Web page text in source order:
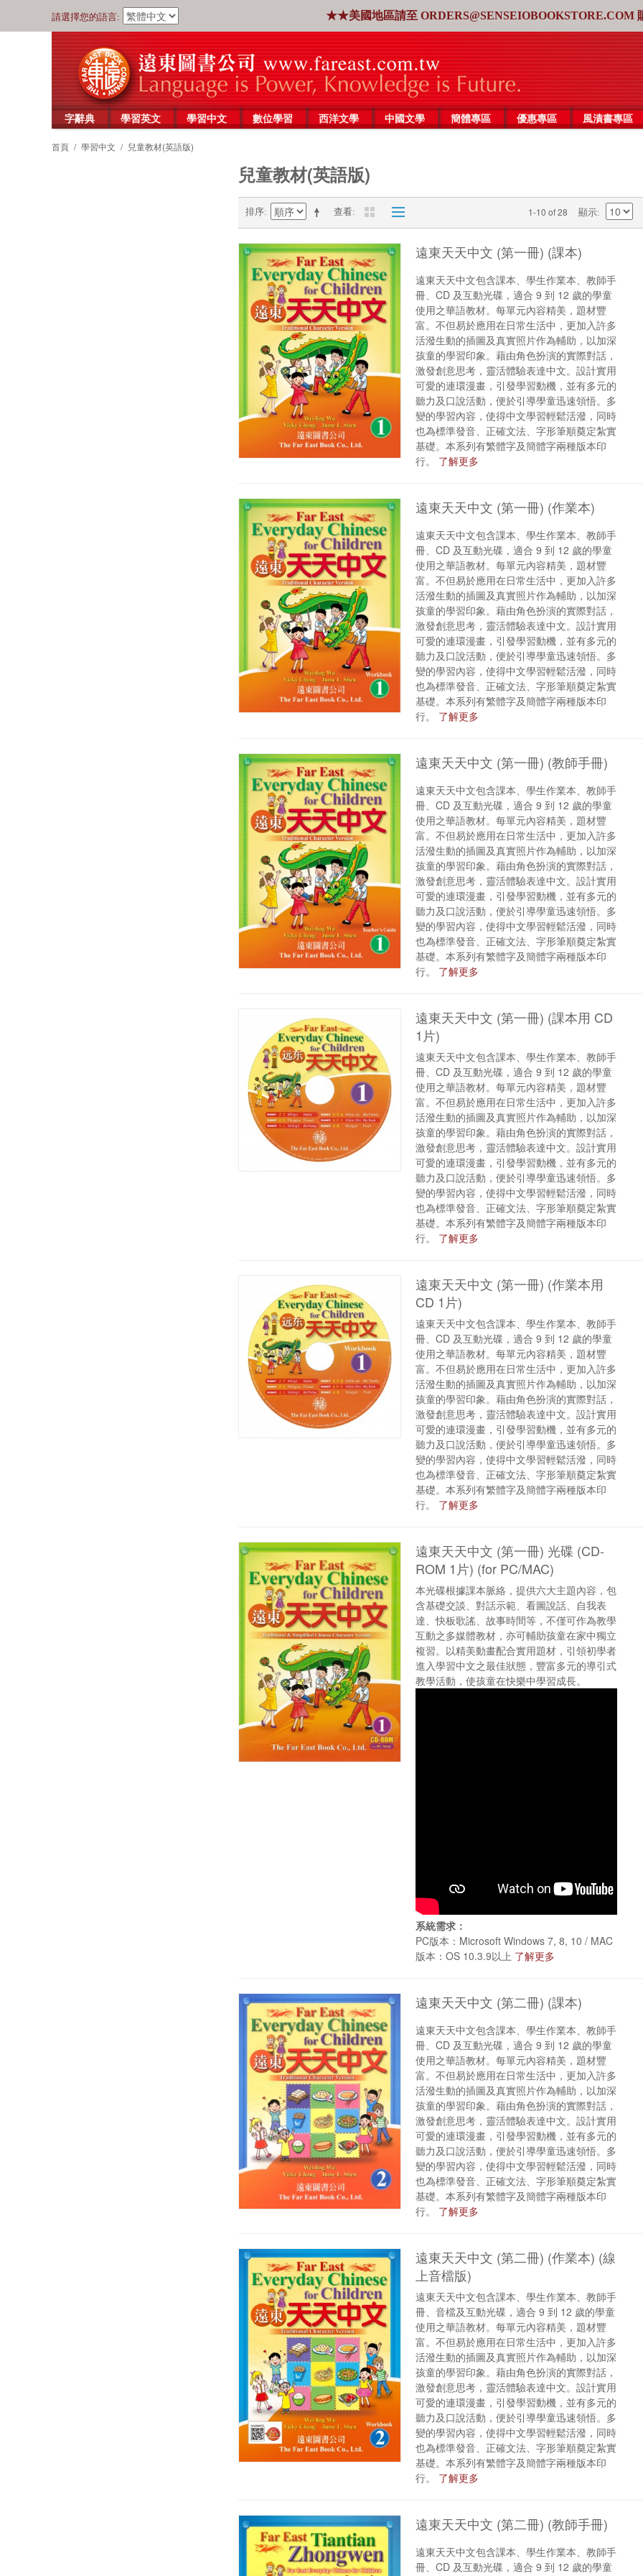
請選擇您的語言: ★★美國地區請至 ORDERS@SENSEIOBOOKSTORE.COM
字辭典 學習英文 學習中文 數位學習 西洋文學 中國文學 簡體專區 優惠專區 風漬書專區
首頁 / 學習中文 / 兒童教材(英語版)
兒童教材(英語版)
查看
排序 1-10 of 28 顯示
遠東天天中文 (第一冊) (課本)
遠東天天中文包含課本、學生作業本、教師手
冊、CD 及互動光碟，適合 9 到 12 歲的學童
使用之華語教材。每單元內容精美，題材豐
富。不但易於應用在日常生活中，更加入許多
活潑生動的插圖及真實照片作為輔助，以加深
孩童的學習印象。藉由角色扮演的實際對話，
激發創意思考，靈活體驗表達中文。設計實用
可愛的連環漫畫，引發學習動機，並有多元的
聽力及口說活動，便於引導學童迅速領悟。多
變的學習內容，使得中文學習輕鬆活潑，同時
也為標準發音、正確文法、字形筆順奠定紮實
基礎。本系列有繁體字及簡體字兩種版本印
行。 了解更多
遠東天天中文 (第一冊) (作業本)
遠東天天中文包含課本、學生作業本、教師手
冊、CD 及互動光碟，適合 9 到 12 歲的學童
使用之華語教材。每單元內容精美，題材豐
富。不但易於應用在日常生活中，更加入許多
活潑生動的插圖及真實照片作為輔助，以加深
孩童的學習印象。藉由角色扮演的實際對話，
激發創意思考，靈活體驗表達中文。設計實用
可愛的連環漫畫，引發學習動機，並有多元的
聽力及口說活動，便於引導學童迅速領悟。多
變的學習內容，使得中文學習輕鬆活潑，同時
也為標準發音、正確文法、字形筆順奠定紮實
基礎。本系列有繁體字及簡體字兩種版本印
行。 了解更多
遠東天天中文 (第一冊) (教師手冊)
遠東天天中文包含課本、學生作業本、教師手
冊、CD 及互動光碟，適合 9 到 12 歲的學童
使用之華語教材。每單元內容精美，題材豐
富。不但易於應用在日常生活中，更加入許多
活潑生動的插圖及真實照片作為輔助，以加深
孩童的學習印象。藉由角色扮演的實際對話，
激發創意思考，靈活體驗表達中文。設計實用
可愛的連環漫畫，引發學習動機，並有多元的
聽力及口說活動，便於引導學童迅速領悟。多
變的學習內容，使得中文學習輕鬆活潑，同時
也為標準發音、正確文法、字形筆順奠定紮實
基礎。本系列有繁體字及簡體字兩種版本印
行。 了解更多
遠東天天中文 (第一冊) (課本用 CD
1片)
遠東天天中文包含課本、學生作業本、教師手
冊、CD 及互動光碟，適合 9 到 12 歲的學童
使用之華語教材。每單元內容精美，題材豐
富。不但易於應用在日常生活中，更加入許多
活潑生動的插圖及真實照片作為輔助，以加深
孩童的學習印象。藉由角色扮演的實際對話，
激發創意思考，靈活體驗表達中文。設計實用
可愛的連環漫畫，引發學習動機，並有多元的
聽力及口說活動，便於引導學童迅速領悟。多
變的學習內容，使得中文學習輕鬆活潑，同時
也為標準發音、正確文法、字形筆順奠定紮實
基礎。本系列有繁體字及簡體字兩種版本印
行。 了解更多
遠東天天中文 (第一冊) (作業本用
CD 1片)
遠東天天中文包含課本、學生作業本、教師手
冊、CD 及互動光碟，適合 9 到 12 歲的學童
使用之華語教材。每單元內容精美，題材豐
富。不但易於應用在日常生活中，更加入許多
活潑生動的插圖及真實照片作為輔助，以加深
孩童的學習印象。藉由角色扮演的實際對話，
激發創意思考，靈活體驗表達中文。設計實用
可愛的連環漫畫，引發學習動機，並有多元的
聽力及口說活動，便於引導學童迅速領悟。多
變的學習內容，使得中文學習輕鬆活潑，同時
也為標準發音、正確文法、字形筆順奠定紮實
基礎。本系列有繁體字及簡體字兩種版本印
行。 了解更多
遠東天天中文 (第一冊) 光碟 (CD-
ROM 1片) (for PC/MAC)
本光碟根據課本脈絡，提供六大主題內容，包
含基礎交談、對話示範、看圖說話、自我表
達、快板歌謠、故事時間等，不僅可作為教學
互動之多媒體教材，亦可輔助孩童在家中獨立
複習。以精美動畫配合實用題材，引領初學者
進入學習中文之最佳狀態，豐富多元的導引式
教學活動，使孩童在快樂中學習成長。
系統需求：
PC版本：Microsoft Windows 7, 8, 10 / MAC
版本：OS 10.3.9以上 了解更多
遠東天天中文 (第二冊) (課本)
遠東天天中文包含課本、學生作業本、教師手
冊、CD 及互動光碟，適合 9 到 12 歲的學童
使用之華語教材。每單元內容精美，題材豐
富。不但易於應用在日常生活中，更加入許多
活潑生動的插圖及真實照片作為輔助，以加深
孩童的學習印象。藉由角色扮演的實際對話，
激發創意思考，靈活體驗表達中文。設計實用
可愛的連環漫畫，引發學習動機，並有多元的
聽力及口說活動，便於引導學童迅速領悟。多
變的學習內容，使得中文學習輕鬆活潑，同時
也為標準發音、正確文法、字形筆順奠定紮實
基礎。本系列有繁體字及簡體字兩種版本印
行。 了解更多
遠東天天中文 (第二冊) (作業本) (線
上音檔版)
遠東天天中文包含課本、學生作業本、教師手
冊、音檔及互動光碟，適合 9 到 12 歲的學童
使用之華語教材。每單元內容精美，題材豐
富。不但易於應用在日常生活中，更加入許多
活潑生動的插圖及真實照片作為輔助，以加深
孩童的學習印象。藉由角色扮演的實際對話，
激發創意思考，靈活體驗表達中文。設計實用
可愛的連環漫畫，引發學習動機，並有多元的
聽力及口說活動，便於引導學童迅速領悟。多
變的學習內容，使得中文學習輕鬆活潑，同時
也為標準發音、正確文法、字形筆順奠定紮實
基礎。本系列有繁體字及簡體字兩種版本印
行。 了解更多
遠東天天中文 (第二冊) (教師手冊)
遠東天天中文包含課本、學生作業本、教師手
冊、CD 及互動光碟，適合 9 到 12 歲的學童